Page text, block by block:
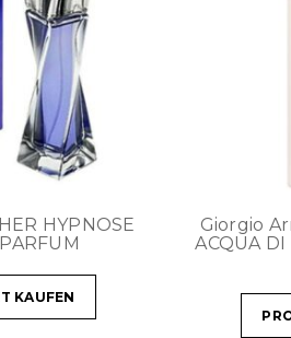
HYPNOSE
KAUFEN
Giorgio
ACQUA